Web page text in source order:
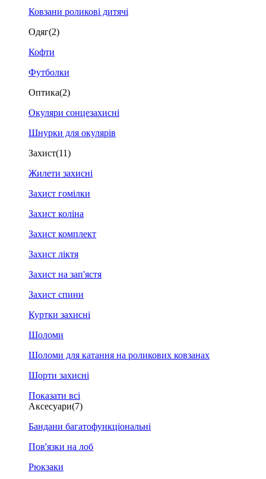
Ковзани роликові дитячі
Одяг(2)
Кофти
Футболки
Оптика(2)
Окуляри сонцезахисні
Шнурки для окулярів
Захист(11)
Жилети захисні
Захист гомілки
Захист коліна
Захист комплект
Захист ліктя
Захист на зап'ястя
Захист спини
Куртки захисні
Шоломи
Шоломи для катання на роликових ковзанах
Шорти захисні
Показати всі
Аксесуари(7)
Бандани багатофункціональні
Пов'язки на лоб
Рюкзаки